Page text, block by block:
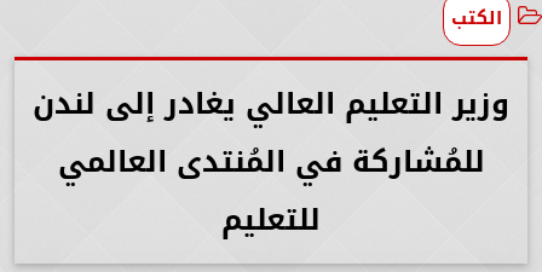
الكتب
وزير التعليم العالي يغادر إلى لندن
للمُشاركة في المُنتدى العالمي
للتعليم